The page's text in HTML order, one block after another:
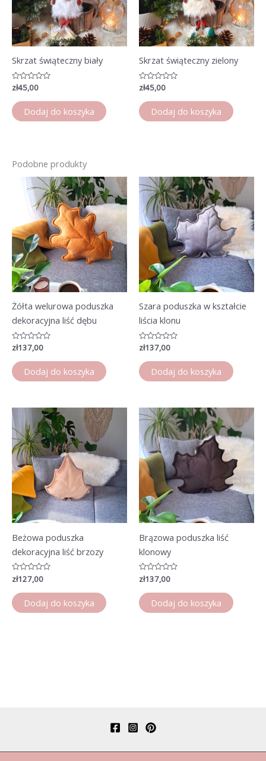
Skrzat świąteczny biały
Oceniono
na
5
zł45,00
Dodaj do koszyka
Skrzat świąteczny zielony
Oceniono
na
5
zł45,00
Dodaj do koszyka
Podobne produkty
Żółta welurowa poduszka
dekoracyjna liść dębu
Oceniono
na
5
zł137,00
Dodaj do koszyka
Szara poduszka w kształcie
liścia klonu
Oceniono
na
5
zł137,00
Dodaj do koszyka
Beżowa poduszka
dekoracyjna liść brzozy
Oceniono
0
na
5
zł127,00
Dodaj do koszyka
Brązowa poduszka liść
klonowy
Oceniono
0
na
5
zł137,00
Dodaj do koszyka